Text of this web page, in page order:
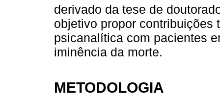
derivado da tese de
objetivo propor
psicanalítica com pacientes
iminência da morte.
METODOLOGIA